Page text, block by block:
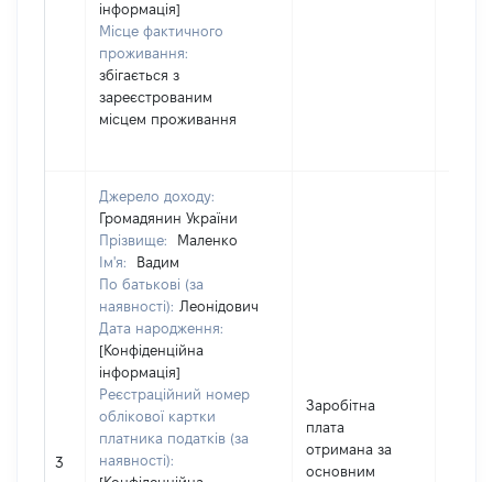
інформація]
Місце фактичного
проживання:
збігається з
зареєстрованим
місцем проживання
3
Джерело доходу:
Громадянин України
Прізвище:
Маленко
Ім'я:
Вадим
По батькові (за
наявності): Леонідович
Дата народження:
[Конфіденційна
інформація]
Реєстраційний номер
облікової картки
платника податків (за
наявності):
Заробітна
плата
отримана за
основним